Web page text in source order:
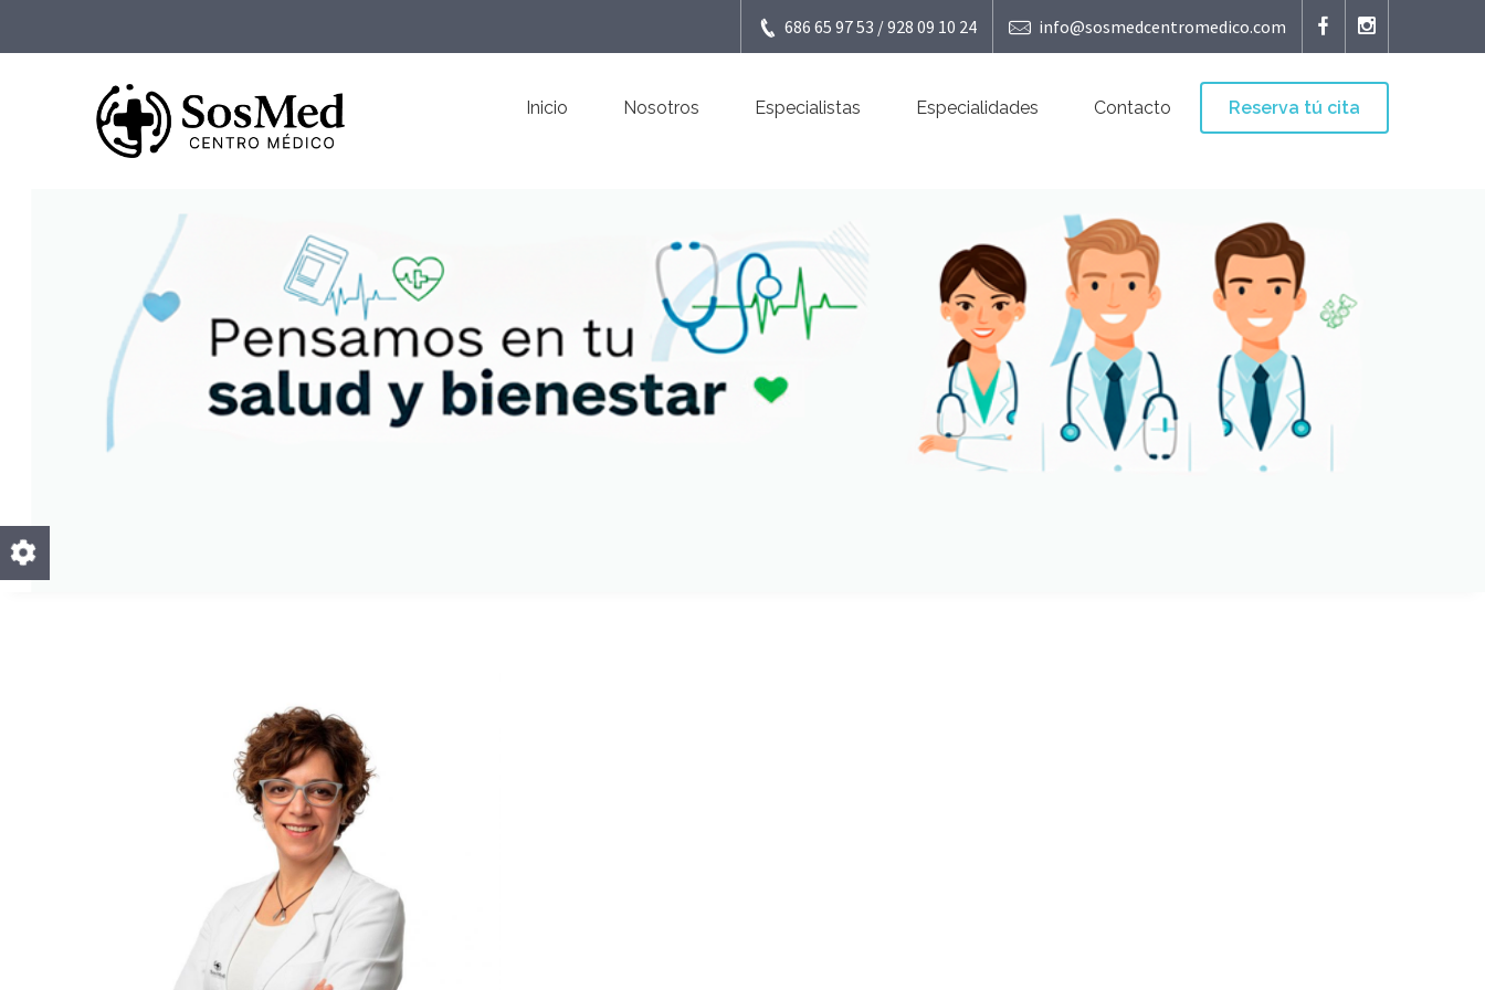
686 65 97 53 / 928 09 10 24 info@sosmedcentromedico.com
Inicio Nosotros Especialistas Especialidades Contacto Reserva tú cita